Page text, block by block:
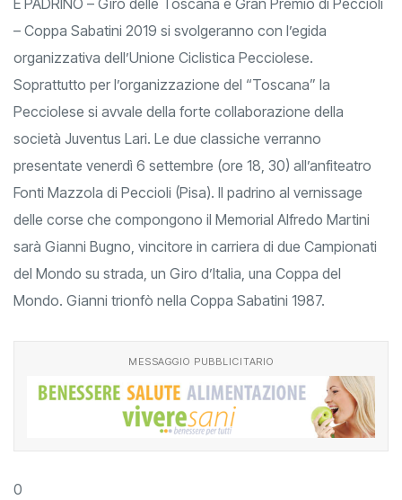
– Coppa Sabatini 2019 si svolgeranno con l’egida
organizzativa dell’Unione Ciclistica Pecciolese.
Soprattutto per l’organizzazione del “Toscana” la
Pecciolese si avvale della forte collaborazione della
società Juventus Lari. Le due classiche verranno
presentate venerdì 6 settembre (ore 18, 30) all’anfiteatro
Fonti Mazzola di Peccioli (Pisa). Il padrino al vernissage
delle corse che compongono il Memorial Alfredo Martini
sarà Gianni Bugno, vincitore in carriera di due Campionati
del Mondo su strada, un Giro d’Italia, una Coppa del
Mondo. Gianni trionfò nella Coppa Sabatini 1987.
MESSAGGIO PUBBLICITARIO
0